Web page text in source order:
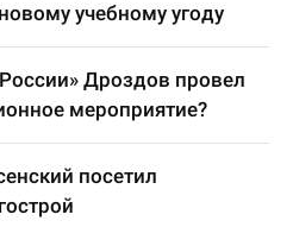
учебному угоду
Дроздов провел
мероприятие?
посетил